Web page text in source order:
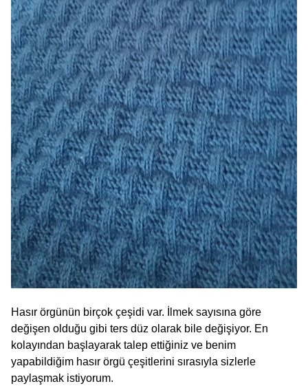
Hasır örgünün birçok çeşidi var. İlmek sayısına göre
değişen olduğu gibi ters düz olarak bile değişiyor. En
kolayından başlayarak talep ettiğiniz ve benim
yapabildiğim hasır örgü çeşitlerini sırasıyla sizlerle
paylaşmak istiyorum.